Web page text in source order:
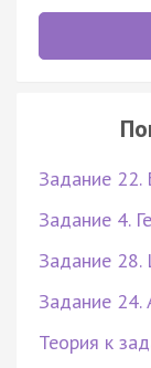
Задание 22.
Задание 4.
Задание 28.
Задание 24.
Теория к